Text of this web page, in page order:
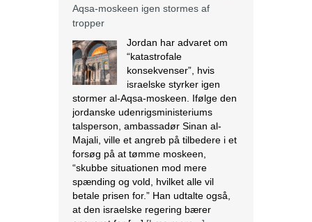
Aqsa-moskeen igen stormes af
tropper
Jordan har advaret om
“katastrofale
konsekvenser”, hvis
israelske styrker igen
stormer al-Aqsa-moskeen. Ifølge den
jordanske udenrigsministeriums
talsperson, ambassadør Sinan al-
Majali, ville et angreb på tilbedere i et
forsøg på at tømme moskeen,
“skubbe situationen mod mere
spænding og vold, hvilket alle vil
betale prisen for.” Han udtalte også,
at den israelske regering bærer